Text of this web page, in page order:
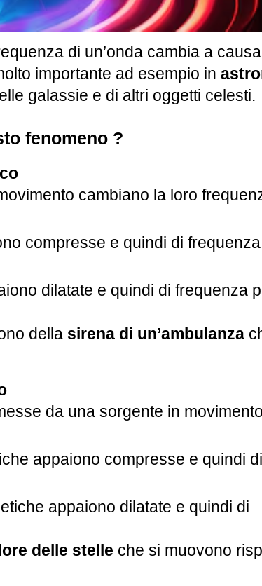
di un’onda cambia a
importante ad esempio in
galassie e di altri oggetti celesti.
fenomeno ?
cambiano la loro
compresse e quindi di
dilatate e quindi di frequenza
della sirena di un’ambulanza
da una sorgente in movimento
appaiono compresse e quindi di
appaiono dilatate e quindi di
delle stelle che si muovono